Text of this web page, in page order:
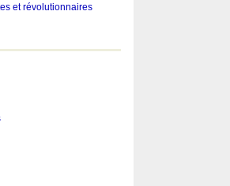
et révolutionnaires